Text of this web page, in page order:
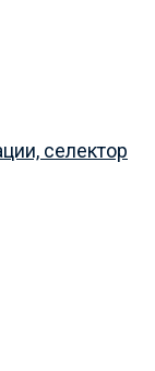
селектор